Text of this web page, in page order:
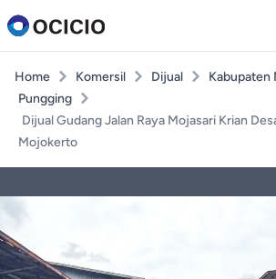
Home Komersil Dijual
Kabupaten
Pungging
Dijual Gudang Jalan Raya Mojasari Krian
Mojokerto